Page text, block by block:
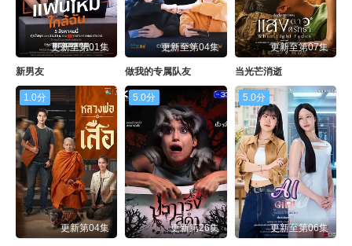
更新至第01集
新男友
更新至第04集
做我的专属队友
更新至第07集
当光芒消逝
1.0分
更新第04集
5.0分
更新第26集
5.0分
更新至第06集